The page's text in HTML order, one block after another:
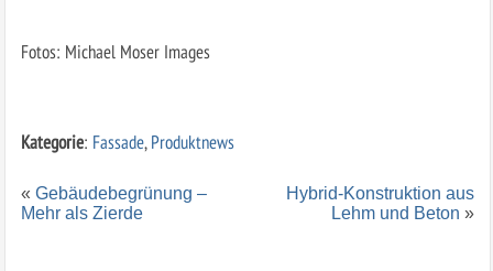
Fotos: Michael Moser Images
Kategorie: Fassade,Produktnews
« Gebäudebegrünung –
Mehr als Zierde
Hybrid-Konstruktion aus
Lehm und Beton »